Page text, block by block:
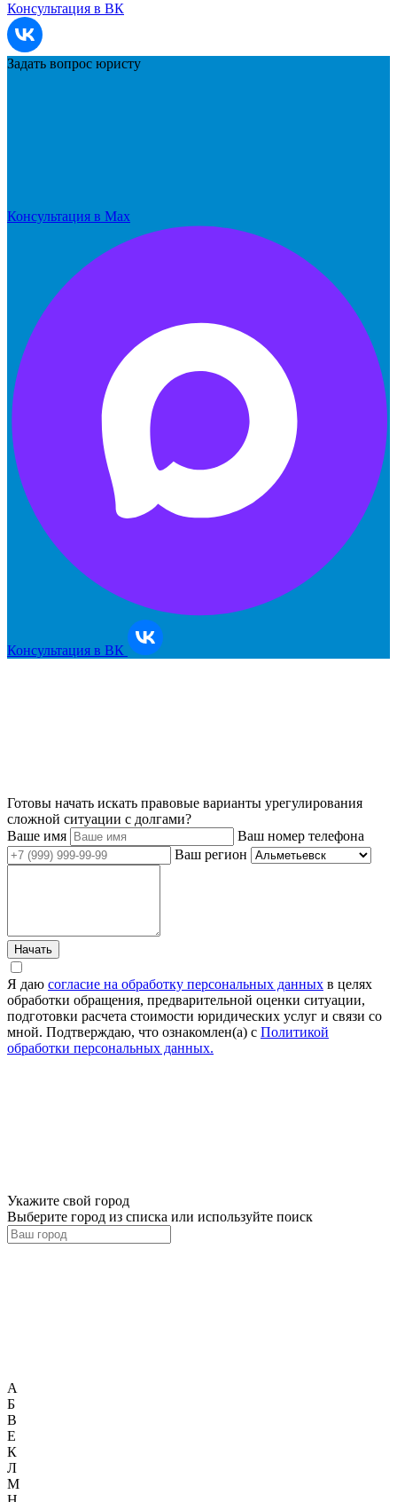
Консультация в ВК
Задать вопрос юристу
Консультация в Max
Консультация в ВК
Готовы начать искать правовые варианты урегулирования
сложной ситуации с долгами?
Ваше имя
Ваш номер телефона
Ваш регион
Начать
Я даю согласие на обработку персональных данных в целях
обработки обращения, предварительной оценки ситуации,
подготовки расчета стоимости юридических услуг и связи со
мной. Подтверждаю, что ознакомлен(а) с Политикой
обработки персональных данных.
Укажите свой город
Выберите город из списка или используйте поиск
А
Б
В
Е
К
Л
М